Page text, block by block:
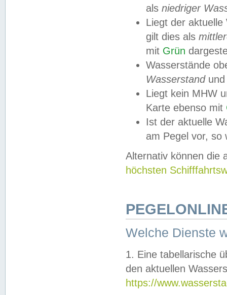
als niedriger
Liegt der
gilt dies als
mit Grün
Wasserstände
Wasserstandund
Liegt kein MHW
Karte ebenso mit
Ist der aktuelle
am Pegel vor,
Alternativ können die
höchsten
Welche Dienste
1. Eine tabellarische
den aktuellen
https://